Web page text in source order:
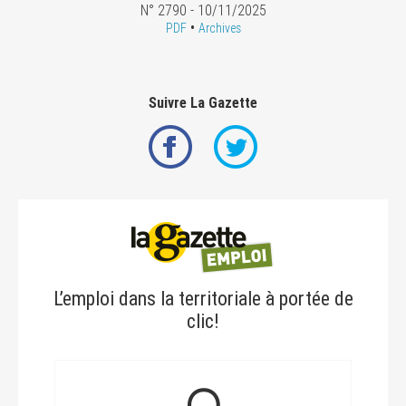
N° 2790 - 10/11/2025
PDF• Archives
Suivre La Gazette
L’emploi dans la territoriale à portée de
clic!